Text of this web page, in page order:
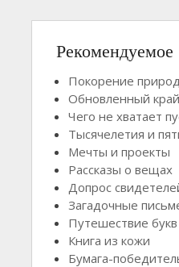
Рекомендуемое
Покорение
Обновленный край
Чего не хватает
Тысячелетия и
Мечты и проекты
Рассказы о вещах
Допрос
Загадочные
Путешествие букв
Книга из кожи
Бумага-